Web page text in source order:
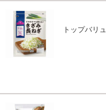
トップバリ